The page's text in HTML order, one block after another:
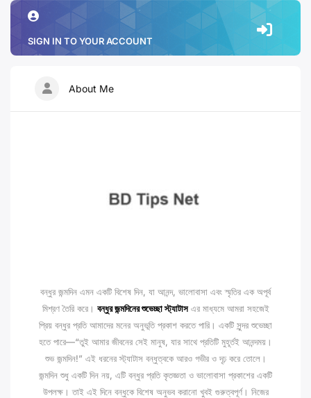
SIGN IN TO YOUR ACCOUNT
About Me
বন্ধুর জন্মদিন এমন একটি বিশেষ দিন, যা আনন্দ, ভালোবাসা এবং স্মৃতির এক অপূর্ব
মিশ্রণ তৈরি করে। বন্ধুর জন্মদিনের শুভেচ্ছা স্ট্যাটাসএর মাধ্যমে আমরা সহজেই
প্রিয় বন্ধুর প্রতি আমাদের মনের অনুভূতি প্রকাশ করতে পারি। একটি সুন্দর শুভেচ্ছা
হতে পারে—“তুই আমার জীবনের সেই মানুষ, যার সাথে প্রতিটি মুহূর্তই আনন্দময়।
শুভ জন্মদিন!” এই ধরনের স্ট্যাটাস বন্ধুত্বকে আরও গভীর ও দৃঢ় করে তোলে।
জন্মদিন শুধু একটি দিন নয়, এটি বন্ধুর প্রতি কৃতজ্ঞতা ও ভালোবাসা প্রকাশের একটি
উপলক্ষ। তাই এই দিনে বন্ধুকে বিশেষ অনুভব করানো খুবই গুরুত্বপূর্ণ। নিজের